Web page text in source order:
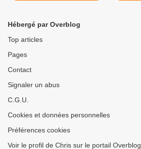
Hébergé par Overblog
Top articles
Pages
Contact
Signaler un abus
C.G.U.
Cookies et données personnelles
Préférences cookies
Voir le profil de Chris sur le portail Overblog